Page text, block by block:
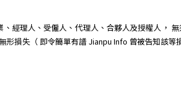
經理人、受僱人、代理人、合夥人及授權人，
損失（ 即令簡單有譜 Jianpu Info 曾被告知該等